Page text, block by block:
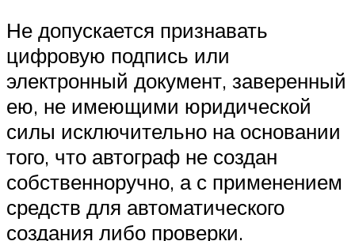
Не допускается признавать
цифровую подпись или
электронный документ, заверенный
ею, не имеющими юридической
силы исключительно на основании
того, что автограф не создан
собственноручно, а с применением
средств для автоматического
создания либо проверки.